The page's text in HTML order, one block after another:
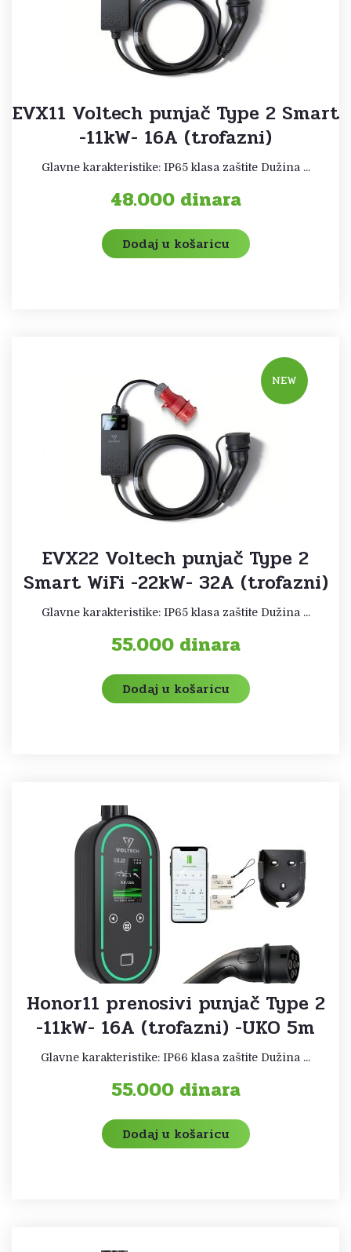
EVX11 Voltech punjač Type 2 Smart
-11kW- 16A (trofazni)
Glavne karakteristike: IP65 klasa zaštite Dužina ...
48.000 dinara
Dodaj u košaricu
NEW
EVX22 Voltech punjač Type 2
Smart WiFi -22kW- 32A (trofazni)
Glavne karakteristike: IP65 klasa zaštite Dužina ...
55.000 dinara
Dodaj u košaricu
Honor11 prenosivi punjač Type 2
-11kW- 16A (trofazni) -UKO 5m
Glavne karakteristike: IP66 klasa zaštite Dužina ...
55.000 dinara
Dodaj u košaricu